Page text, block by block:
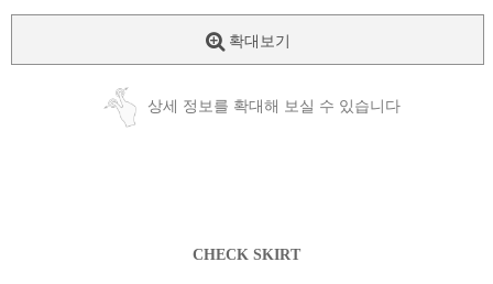
확대보기
상세 정보를 확대해 보실 수 있습니다
CHECK SKIRT